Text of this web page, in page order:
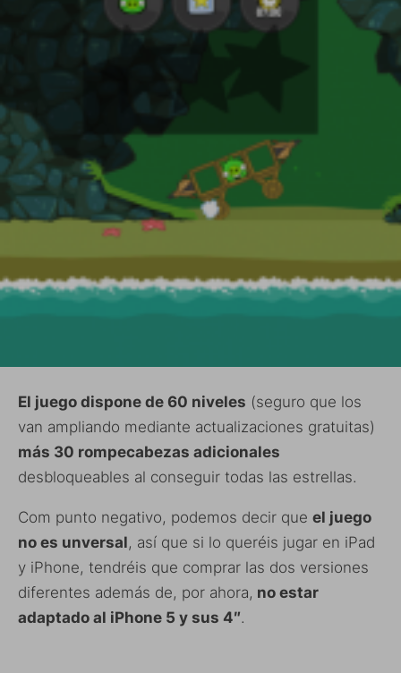
El juego dispone de 60 niveles (seguro que los
van ampliando mediante actualizaciones gratuitas)
más 30 rompecabezas adicionales
desbloqueables al conseguir todas las estrellas.
Com punto negativo, podemos decir que el juego
no es unversal, así que si lo queréis jugar en iPad
y iPhone, tendréis que comprar las dos versiones
diferentes además de, por ahora, no estar
adaptado al iPhone 5 y sus 4″.